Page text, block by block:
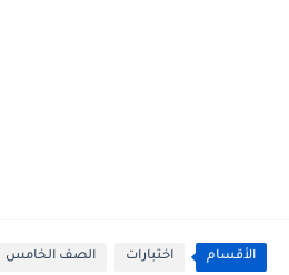
الأقسام اختبارات الصف الخامس